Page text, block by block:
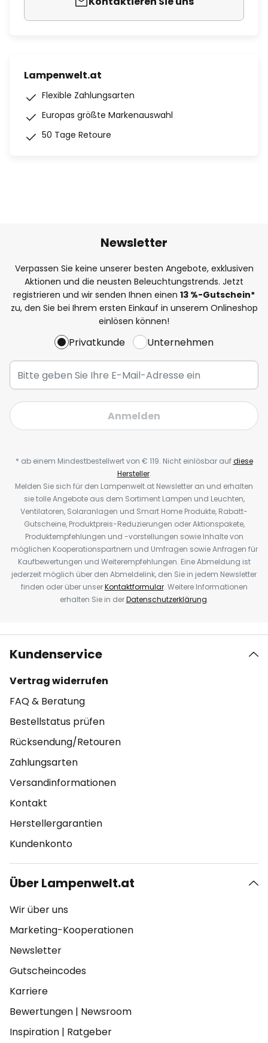
Lampenwelt.at
Flexible Zahlungsarten
Europas größte Markenauswahl
50 Tage Retoure
Newsletter
Verpassen Sie keine unserer besten Angebote, exklusiven
Aktionen und die neusten Beleuchtungstrends. Jetzt
registrieren und wir senden Ihnen einen 13 %-Gutschein*
zu, den Sie bei Ihrem ersten Einkauf in unserem Onlineshop
einlösen können!
Privatkunde Unternehmen
Anmelden
* ab einem Mindestbestellwert von € 119. Nicht einlösbar aufdiese
Hersteller.
Melden Sie sich für den Lampenwelt.at Newsletter an und erhalten
sie tolle Angebote aus dem Sortiment Lampen und Leuchten,
Ventilatoren, Solaranlagen und Smart Home Produkte, Rabatt-
Gutscheine, Produktpreis-Reduzierungen oder Aktionspakete,
Produktempfehlungen und -vorstellungen sowie Inhalte von
möglichen Kooperationspartnern und Umfragen sowie Anfragen für
Kaufbewertungen und Weiterempfehlungen. Eine Abmeldung ist
jederzeit möglich über den Abmeldelink, den Sie in jedem Newsletter
finden oder über unserKontaktformular. Weitere Informationen
erhalten Sie in derDatenschutzerklärung.
Kundenservice
Vertrag widerrufen
FAQ & Beratung
Bestellstatus prüfen
Rücksendung/Retouren
Zahlungsarten
Versandinformationen
Kontakt
Herstellergarantien
Kundenkonto
Über Lampenwelt.at
Wir über uns
Marketing-Kooperationen
Newsletter
Gutscheincodes
Karriere
Bewertungen | Newsroom
Inspiration | Ratgeber